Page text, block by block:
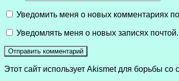
Уведомить меня о новых комментариях
Уведомлять меня о новых записях почтой.
Этот сайт использует Akismet для борьбы со